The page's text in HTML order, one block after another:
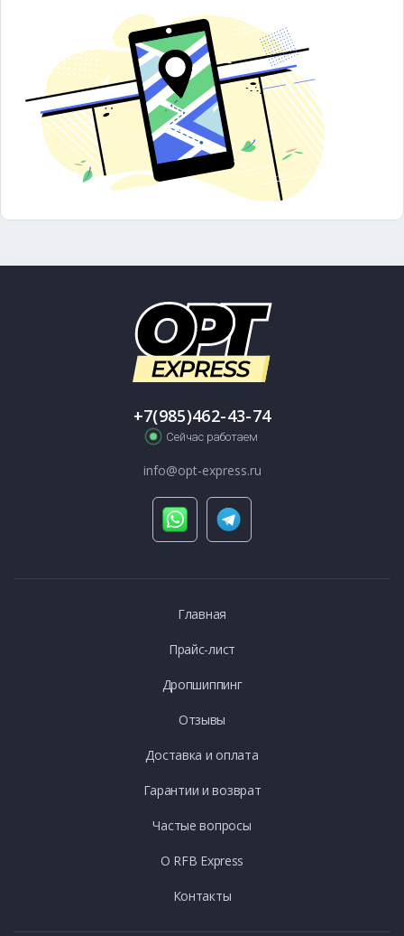
+7(985)462-43-74
Сейчас работаем
info@opt-express.ru
Главная
Прайс-лист
Дропшиппинг
Отзывы
Доставка и оплата
Гарантии и возврат
Частые вопросы
О RFB Express
Контакты